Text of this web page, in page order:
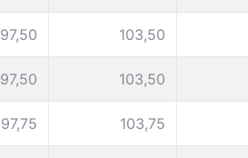
97,50 103,50
97,50 103,50
97,75 103,75